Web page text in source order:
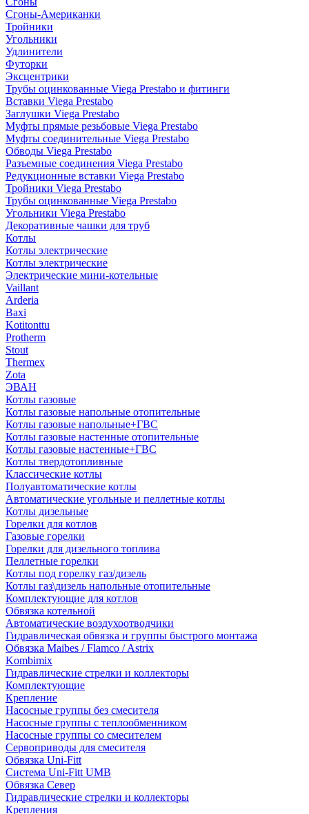
Сгоны-Американки
Тройники
Угольники
Удлинители
Футорки
Эксцентрики
Трубы оцинкованные Viega Prestabo и фитинги
Вставки Viega Prestabo
Заглушки Viega Prestabo
Муфты прямые резьбовые Viega Prestabo
Муфты соединительные Viega Prestabo
Обводы Viega Prestabo
Разъемные соединения Viega Prestabo
Редукционные вставки Viega Prestabo
Тройники Viega Prestabo
Трубы оцинкованные Viega Prestabo
Угольники Viega Prestabo
Декоративные чашки для труб
Котлы
Котлы электрические
Котлы электрические
Электрические мини-котельные
Vaillant
Arderia
Baxi
Kotitonttu
Protherm
Stout
Thermex
Zota
ЭВАН
Котлы газовые
Котлы газовые напольные отопительные
Котлы газовые напольные+ГВС
Котлы газовые настенные отопительные
Котлы газовые настенные+ГВС
Котлы твердотопливные
Классические котлы
Полуавтоматические котлы
Автоматические угольные и пеллетные котлы
Котлы дизельные
Горелки для котлов
Газовые горелки
Горелки для дизельного топлива
Пеллетные горелки
Котлы под горелку газ/дизель
Котлы газ\дизель напольные отопительные
Комплектующие для котлов
Обвязка котельной
Автоматические воздухоотводчики
Гидравлическая обвязка и группы быстрого монтажа
Обвязка Maibes / Flamco / Astrix
Kombimix
Гидравлические стрелки и коллекторы
Комплектующие
Крепление
Насосные группы без смесителя
Насосные группы с теплообменником
Насосные группы со смесителем
Сервоприводы для смесителя
Обвязка Uni-Fitt
Система Uni-Fitt UMB
Обвязка Север
Гидравлические стрелки и коллекторы
Крепления